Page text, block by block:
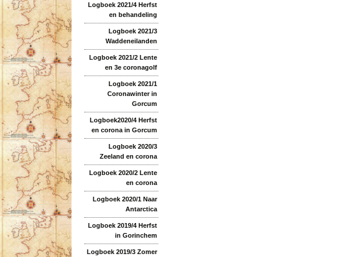
Logboek 2021/4 Herfst
en behandeling
Logboek 2021/3
Waddeneilanden
Logboek 2021/2 Lente
en 3e coronagolf
Logboek 2021/1
Coronawinter in
Gorcum
Logboek2020/4 Herfst
en corona in Gorcum
Logboek 2020/3
Zeeland en corona
Logboek 2020/2 Lente
en corona
Logboek 2020/1 Naar
Antarctica
Logboek 2019/4 Herfst
in Gorinchem
Logboek 2019/3 Zomer